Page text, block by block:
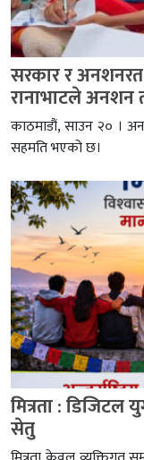
सरकार र अनशनरत
रानाभाटले अनशन
काठमाडौं, साउन २० ।
सहमति भएको छ।
मित्रता : डिजिटल
सेतु